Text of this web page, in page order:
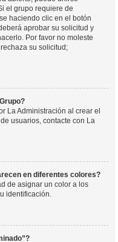
el grupo requiere de
haciendo clic en el botón
aprobar su solicitud y
Por favor no moleste
su solicitud;
La Administración al crear el
usuarios, contacte con La
en diferentes colores?
de asignar un color a los
identificación.